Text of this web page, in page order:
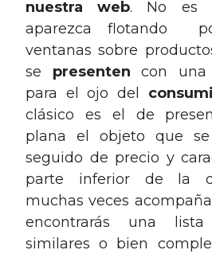
nuestra
web. No es
aparezca flotando
ventanas sobre
se presenten con
para el ojo del
clásico es el de
plana el objeto que se
seguido de precio y
parte inferior de la
muchas veces
encontrarás una
similares o bien